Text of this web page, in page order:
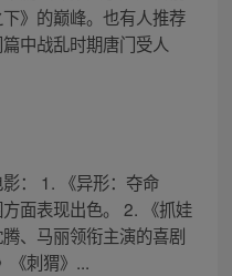
》的巅峰。也有人推荐
中战乱时期唐门受人
： 1. 《异形：夺命
面表现出色。 2. 《抓娃
、马丽领衔主演的喜剧
《刺猬》...